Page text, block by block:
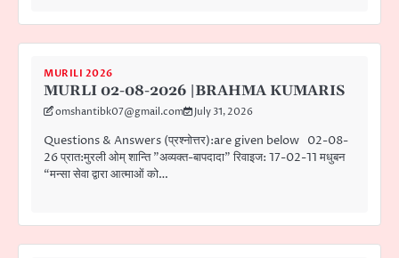
MURILI 2026
MURLI 02-08-2026 |BRAHMA KUMARIS
omshantibk07@gmail.com July 31, 2026
Questions & Answers (प्रश्नोत्तर):are given below 02-08-
26 प्रात:मुरली ओम् शान्ति ”अव्यक्त-बापदादा” रिवाइज: 17-02-11 मधुबन
“मन्सा सेवा द्वारा आत्माओं को…